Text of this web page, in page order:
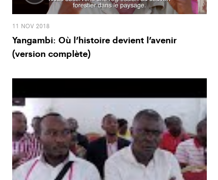
11 NOV 2018
Yangambi: Où l’histoire devient l’avenir
(version complète)